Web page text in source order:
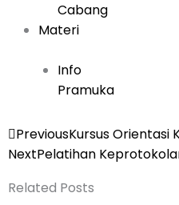
Cabang
Materi
Info
Pramuka
Prev
PreviousKursus Orientasi
NextPelatihan
Related Posts